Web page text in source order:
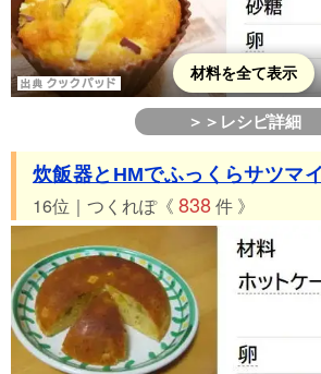
材料を全て表示
＞＞レシピ詳細
炊飯器とHMでふっくらサツマ
16位｜つくれぽ《 838件 》